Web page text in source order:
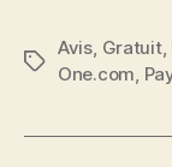
Étiquettes
Avis, Gratuit,
One.com,